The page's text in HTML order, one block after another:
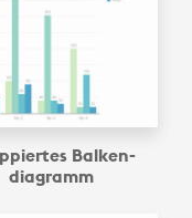
Balken­
diagramm